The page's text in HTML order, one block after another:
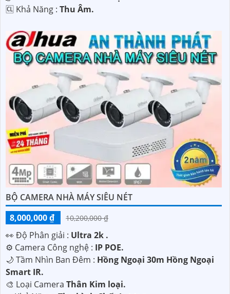
️🆑 Khả Năng : Thu Âm.
BỘ CAMERA NHÀ MÁY SIÊU NÉT
8,000,000 ₫
10,200,000 ₫
️👀 Độ Phân giải : Ultra 2k .
⚙ Camera Công nghệ : IP POE.
🌙 Tầm Nhìn Ban Đêm : Hồng Ngoại 30m Hồng Ngoại
Smart IR.
🎨 Loại Camera Thân Kim loại.